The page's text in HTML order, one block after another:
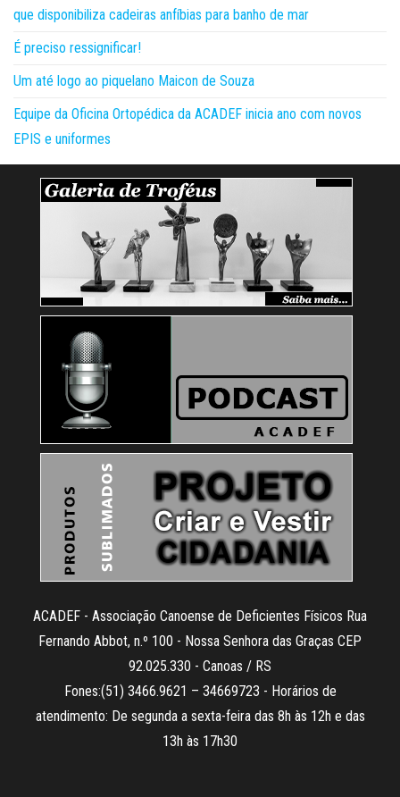
que disponibiliza cadeiras anfíbias para banho de mar
É preciso ressignificar!
Um até logo ao piquelano Maicon de Souza
Equipe da Oficina Ortopédica da ACADEF inicia ano com novos
EPIS e uniformes
ACADEF - Associação Canoense de Deficientes Físicos Rua
Fernando Abbot, n.º 100 - Nossa Senhora das Graças CEP
92.025.330 - Canoas / RS
Fones:(51) 3466.9621 – 34669723 - Horários de
atendimento: De segunda a sexta-feira das 8h às 12h e das
13h às 17h30